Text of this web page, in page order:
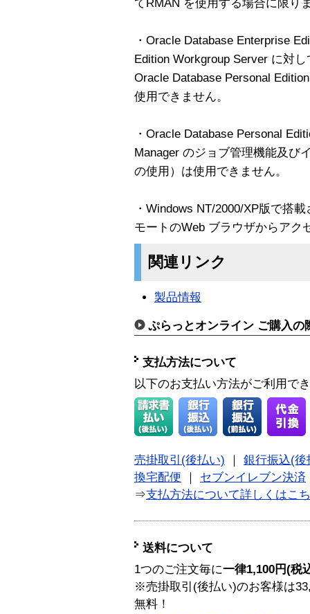
てRMAN を使用する場合に限り
・Oracle Database Enterprise
Edition Workgroup Server に対
Oracle Database Personal
使用できません。
・Oracle Database Personal
Manager のジョブ管理機能及び
の使用）は使用できません。
・Windows NT/2000/XP版で搭
モートのWeb ブラウザからアク
関連リンク
製品情報
ぷらっとオンライン ご購入の
支払方法について
以下のお支払い方法がご利用で
売掛取引(後払い)
銀行振込(後
換宅配便
セブンイレブン決済
⇒支払方法について詳しくはこ
送料について
1つのご注文毎に一律1,100円(税
※売掛取引(後払い)のお客様は
無料！